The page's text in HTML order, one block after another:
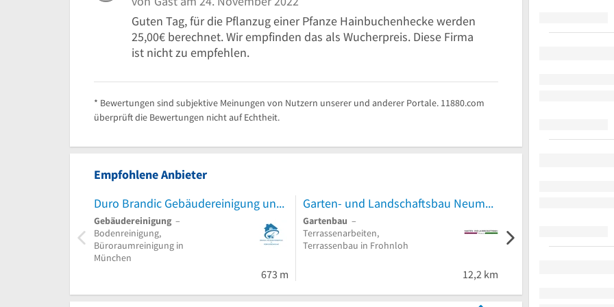
Guten Tag, für die Pflanzug einer Pfanze Hainbuchenhecke werden
25,00€ berechnet. Wir empfinden das als Wucherpreis. Diese Firma
ist nicht zu empfehlen.
* Bewertungen sind subjektive Meinungen von Nutzern unserer und anderer Portale. 11880.com
überprüft die Bewertungen nicht auf Echtheit.
Empfohlene Anbieter
Duro Brandic Gebäudereinigung und Hausmeisterservices
Gebäudereinigung –
Bodenreinigung,
Büroraumreinigung in
München
673 m
Garten- und Landschaftsbau Neumeir GmbH
Gartenbau –
Terrassenarbeiten,
Terrassenbau in Frohnloh
12,2 km
Rasenpflege in
Höhenkirchen-